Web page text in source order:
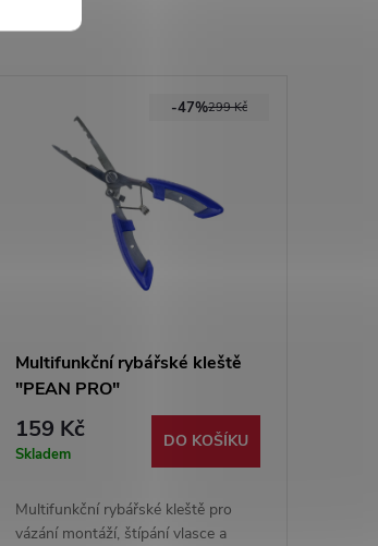
299 Kč
-47%
Multifunkční rybářské kleště
"PEAN PRO"
159 Kč
Skladem
DO KOŠÍKU
Multifunkční rybářské kleště pro
vázání montáží, štípání vlasce a